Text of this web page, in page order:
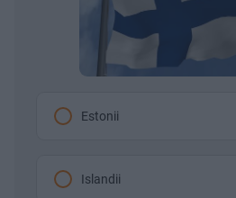
Estonii
Islandii